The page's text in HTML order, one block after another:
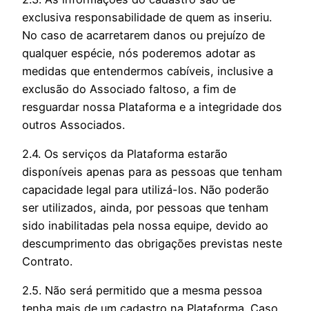
exclusiva responsabilidade de quem as inseriu.
No caso de acarretarem danos ou prejuízo de
qualquer espécie, nós poderemos adotar as
medidas que entendermos cabíveis, inclusive a
exclusão do Associado faltoso, a fim de
resguardar nossa Plataforma e a integridade dos
outros Associados.
2.4. Os serviços da Plataforma estarão
disponíveis apenas para as pessoas que tenham
capacidade legal para utilizá-los. Não poderão
ser utilizados, ainda, por pessoas que tenham
sido inabilitadas pela nossa equipe, devido ao
descumprimento das obrigações previstas neste
Contrato.
2.5. Não será permitido que a mesma pessoa